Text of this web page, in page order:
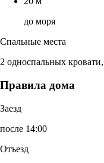
до моря
Спальные места
2 односпальных
Правила дома
Заезд
после 14:00
Отъезд